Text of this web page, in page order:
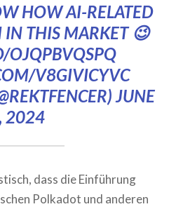
HOW AI-RELATED
IN THIS MARKET 😉
OJQPBVQSPQ
V8GIVICYVC
JUNE
2024
dass die Einführung
Polkadot und anderen